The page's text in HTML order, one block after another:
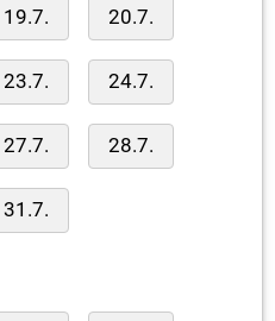
19.7. 20.7.
23.7. 24.7.
27.7. 28.7.
31.7.